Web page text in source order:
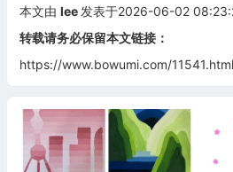
本文由 lee 发表于2026-06-02
转载请务必保留本文链接：
https://www.bowumi.com/11541.html